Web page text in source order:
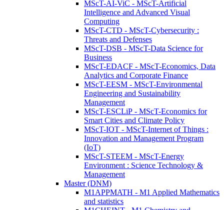
MScT-AI-ViC - MScT-Artificial
Intelligence and Advanced Visual
Computing
MScT-CTD - MScT-Cybersecurity :
Threats and Defenses
MScT-DSB - MScT-Data Science for
Business
MScT-EDACF - MScT-Economics, Data
Analytics and Corporate Finance
MScT-EESM - MScT-Environmental
Engineering and Sustainability
Management
MScT-ESCLiP - MScT-Economics for
Smart Cities and Climate Policy
MScT-IOT - MScT-Internet of Things :
Innovation and Management Program
(IoT)
MScT-STEEM - MScT-Energy
Environment : Science Technology &
Management
Master (DNM)
M1APPMATH - M1 Applied Mathematics
and statistics